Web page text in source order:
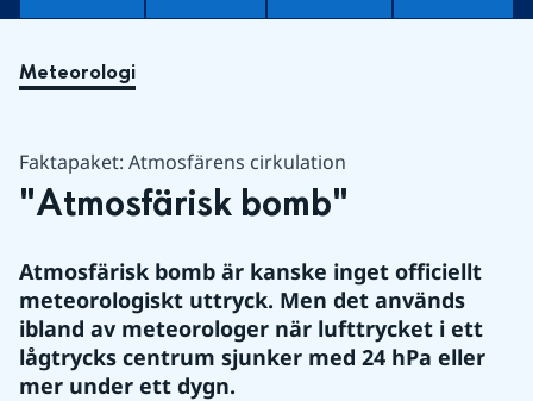
Meteorologi
Faktapaket: Atmosfärens cirkulation
"Atmosfärisk bomb"
Atmosfärisk bomb är kanske inget officiellt
meteorologiskt uttryck. Men det används
ibland av meteorologer när lufttrycket i ett
lågtrycks centrum sjunker med 24 hPa eller
mer under ett dygn.